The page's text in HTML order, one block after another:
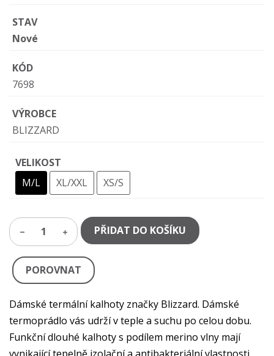
STAV
Nové
KÓD
7698
VÝROBCE
BLIZZARD
VELIKOST
M/L
XL/XXL XS/S
1 PŘIDAT DO KOŠÍKU
POROVNAT
Dámské termální kalhoty značky Blizzard. Dámské
termoprádlo vás udrží v teple a suchu po celou dobu.
Funkční dlouhé kalhoty s podílem merino vlny mají